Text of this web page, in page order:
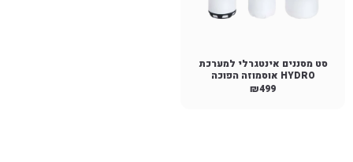
סט מסננים אינטגרלי למערכת
HYDRO אוסמוזה הפוכה
₪499